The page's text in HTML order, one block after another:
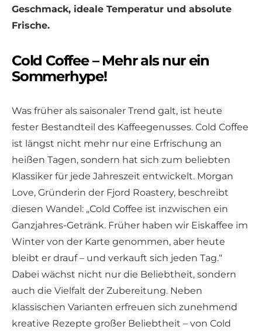
Geschmack, ideale Temperatur und absolute
Frische.
Cold Coffee – Mehr als nur ein
Sommerhype!
Was früher als saisonaler Trend galt, ist heute
fester Bestandteil des Kaffeegenusses. Cold Coffee
ist längst nicht mehr nur eine Erfrischung an
heißen Tagen, sondern hat sich zum beliebten
Klassiker für jede Jahreszeit entwickelt. Morgan
Love, Gründerin der Fjord Roastery, beschreibt
diesen Wandel: „Cold Coffee ist inzwischen ein
Ganzjahres-Getränk. Früher haben wir Eiskaffee im
Winter von der Karte genommen, aber heute
bleibt er drauf – und verkauft sich jeden Tag.“
Dabei wächst nicht nur die Beliebtheit, sondern
auch die Vielfalt der Zubereitung. Neben
klassischen Varianten erfreuen sich zunehmend
kreative Rezepte großer Beliebtheit – von Cold